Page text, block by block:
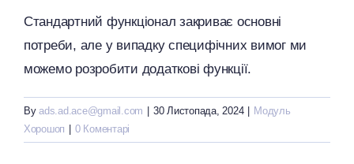
Стандартний функціонал закриває основні
потреби, але у випадку специфічних вимог ми
можемо розробити додаткові функції.
Byads.ad.ace@gmail.com 30 Листопада, 2024
Модуль
Хорошоп
0 Коментарі